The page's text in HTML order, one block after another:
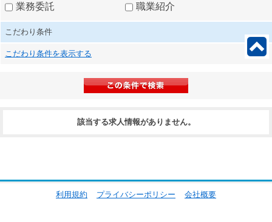
業務委託
職業紹介
こだわり条件
こだわり条件を表示する
該当する求人情報がありません。
利用規約 プライバシーポリシー 会社概要